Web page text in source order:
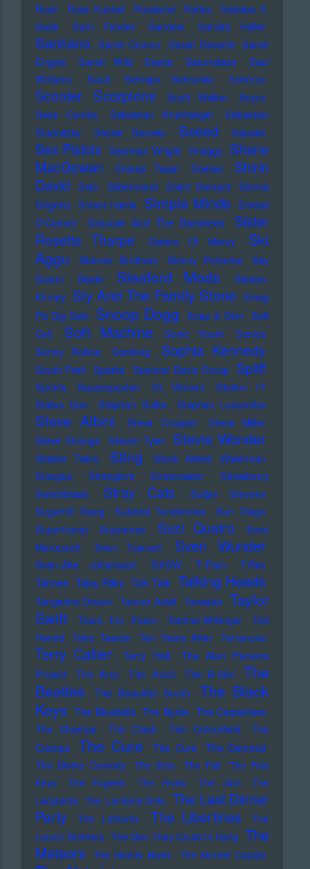
Rush
Russ Kunkel Russland Rutles
Sababa 5
Sade
Sam Fender Sandow Sandra Hüller
Santiano Sarah Connor Sarah Davachi Sarah
Engels
Sarah Wild Sasha Saturndaze
Saul
Williams
Sault Schnipo Schranke Schürze
Scooter Scorpions Scott Walker
Scycs
Sean Combs
Sebastian Krumbiegel
Sebastian
Studnitzky
Secret Secrets Seeed Sepalot
Sex Pistols Seymour Wright Shaggy Shane
MacGowan
Shania Twain Shellac
Shirin
David
Sido Silbermond Silent Servant Simina
Grigoriu Simon Harris Simple Minds Sinead
O'Connor
Siouxsie And The Banshees
Sister
Rosetta Tharpe
Sisters Of Mercy
Ski
Aggu
Skinner Brothers Skinny Pelembe
Sky
Saxon
Slade Sleaford Mods
Sleater-
Kinney Sly And The Family Stone Smag
Pa Dig Selv Snoop Dogg Soap & Skin Soft
Cell
Soft Machine Sonic Youth
Sonics
Sonny Rollins
Soolking Sophia Kennedy
South Park Sparks Spencer Davis Group Spliff
Sprints Squarepusher St. Vincent
Station 17
Status Quo
Stephan Sulke Stephen Luscombe
Steve Albini Steve Cropper
Steve Miller
Steve Strange Steven Tyler Stevie Wonder
Stieber Twins Sting
Stock Aitken Waterman
Stooges
Stranglers Stratocaster
Strawberry
Switchblade
Stray Cats
Sufjan Stevens
Sugarhill Gang
Suicidal Tendencies
Sun Diego
Supertramp
Supremes Suzi Quatro
Sven
Marquardt
Sven Tasnadi Sven Wunder
Sven-Ake Johansson SXSW T-Pain
T.Rex
Tahnee Talay Riley Talk Talk Talking Heads
Tangerine Dream Tanner Adell Tarwater Taylor
Swift
Tears For Fears Techno-Wikinger
Ted
Herold
Teho Teardo Ten Years After Terranova
Terry Callier Terry Hall
The Alan Parsons
Project
The Arcs The Avicii The B-52s
The
Beatles
The Beautiful South
The Black
Keys The Bluebells The Byrds The Carpenters
The Champs
The Clash The Colourfield
The
Cramps
The Cure The Curs
The Damned
The Divine Comedy
The Eels The Fall
The Five
Keys
The Fugees The Hives The Jam
The
Ladybirds The Lambrini Girls The Last Dinner
Party
The Lathums The Libertines
The
Louvin Brothers The Man They Could'nt Hang The
Meteors The Moody Blues The Murder Capital